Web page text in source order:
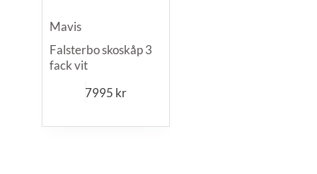
Mavis
Falsterbo skoskåp 3
fack vit
7995 kr